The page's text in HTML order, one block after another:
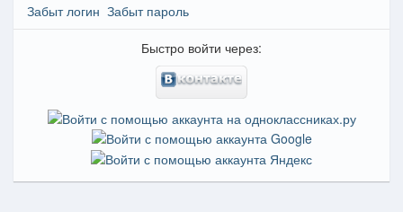
Забыт логин Забыт пароль
Быстро войти через: